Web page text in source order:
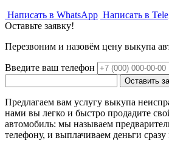
Написать в WhatsApp Написать в
Оставьте заявку!
Перезвоним и назовём цену выкупа
Введите ваш телефон
Предлагаем вам услугу выкупа
нами вы легко и быстро продадите
автомобиль: мы называем
телефону, и выплачиваем деньги сразу